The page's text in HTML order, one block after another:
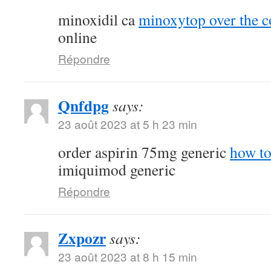
minoxidil caminoxytop over the
online
Répondre
Qnfdpgsays:
23 août 2023 at 5 h 23 min
order aspirin 75mg generichow
imiquimod generic
Répondre
Zxpozrsays:
23 août 2023 at 8 h 15 min